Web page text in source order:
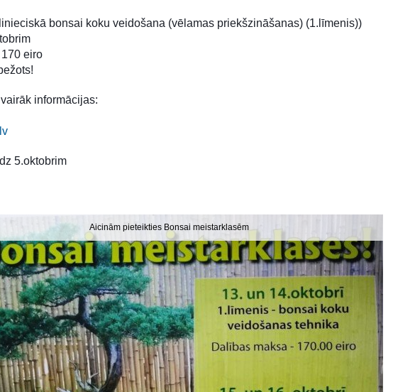
bonsai koku veidošana (vēlamas priekšzināšanas) (1.līmenis))
eiro
informācijas:
5.oktobrim
Aicinām pieteikties Bonsai meistarklasēm